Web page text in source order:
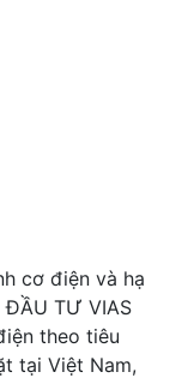
cơ điện và hạ
ĐẦU TƯ VIAS
theo tiêu
tại Việt Nam,